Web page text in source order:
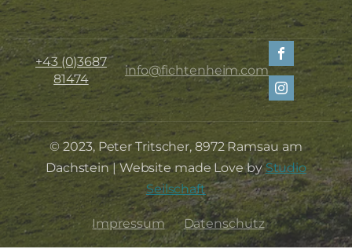
+43 (0)3687
81474
info@fichtenheim.com
© 2023, Peter Tritscher, 8972 Ramsau am
Dachstein | Website made Love byStudio
Seilschaft
Impressum Datenschutz